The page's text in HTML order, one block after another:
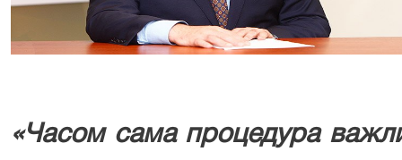
«Часом сама процедура